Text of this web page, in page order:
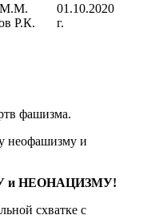
М.М.
Р.К.
01.10.2020
г.
фашизма.
неофашизму и
НЕОНАЦИЗМУ!
схватке с